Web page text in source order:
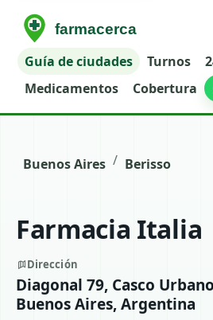
Guía de ciudades Turnos
Medicamentos
Cobertura
Buenos Aires / Berisso
Farmacia Italia
Dirección
Diagonal 79, Casco
Buenos Aires, Argentina